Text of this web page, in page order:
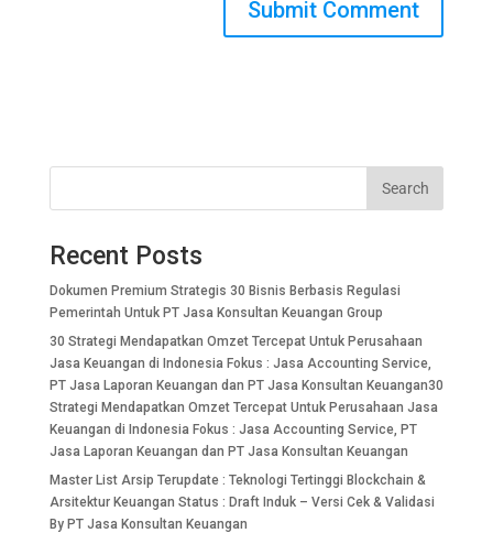
Search
Recent Posts
Dokumen Premium Strategis 30 Bisnis Berbasis Regulasi
Pemerintah Untuk PT Jasa Konsultan Keuangan Group
30 Strategi Mendapatkan Omzet Tercepat Untuk Perusahaan
Jasa Keuangan di Indonesia Fokus : Jasa Accounting Service,
PT Jasa Laporan Keuangan dan PT Jasa Konsultan Keuangan30
Strategi Mendapatkan Omzet Tercepat Untuk Perusahaan Jasa
Keuangan di Indonesia Fokus : Jasa Accounting Service, PT
Jasa Laporan Keuangan dan PT Jasa Konsultan Keuangan
Master List Arsip Terupdate : Teknologi Tertinggi Blockchain &
Arsitektur Keuangan Status : Draft Induk – Versi Cek & Validasi
By PT Jasa Konsultan Keuangan